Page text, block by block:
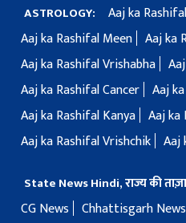
ASTROLOGY:
Aaj ka
Aaj ka Rashifal Meen Aaj ka
Aaj ka Rashifal Vrishabha
Aaj ka Rashifal Cancer Aaj
Aaj ka Rashifal Kanya Aaj ka
Aaj ka Rashifal Vrishchik Aaj
State News Hindi, राज्य की
CG News
Chhattisgarh